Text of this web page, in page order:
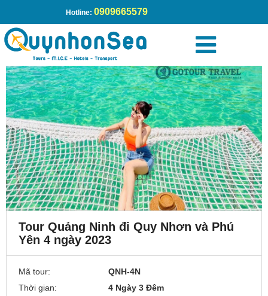
Hotline: 0909665579
Tour Quảng Ninh đi Quy Nhơn và Phú
Yên 4 ngày 2023
Mã tour:
QNH-4N
Thời gian:
4 Ngày 3 Đêm